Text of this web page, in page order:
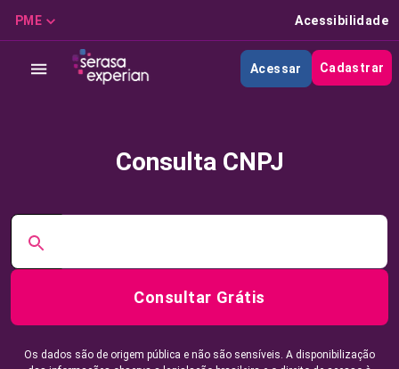
PME Acessibilidade
Acessar Cadastrar
Consulta CNPJ
Consultar Grátis
Os dados são de origem pública e não são sensíveis. A disponibilização